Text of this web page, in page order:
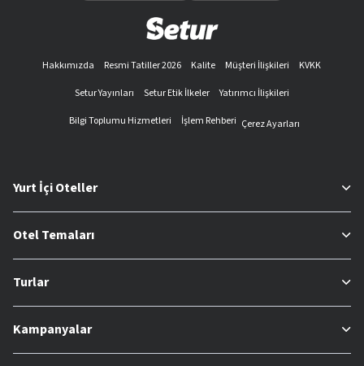
Hakkımızda Resmi Tatiller 2026 Kalite Müşteri İlişkileri
KVKK
Setur Yayınları
Setur Etik İlkeler
Yatırımcı İlişkileri
Bilgi Toplumu Hizmetleri
İşlem Rehberi Çerez Ayarları
Yurt İçi Oteller
Otel Temaları
Turlar
Kampanyalar